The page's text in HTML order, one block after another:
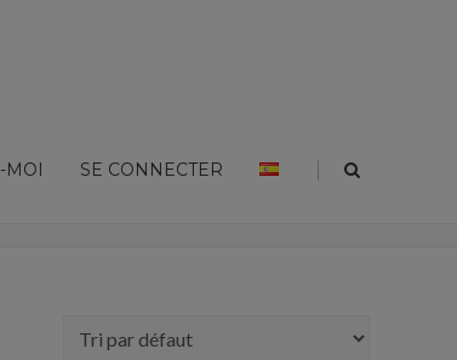
MOI SE CONNECTER
Home Shop Jeux